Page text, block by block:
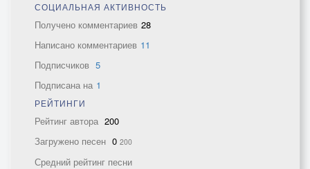
СОЦИАЛЬНАЯ АКТИВНОСТЬ
Получено комментариев 28
Написано комментариев 11
Подписчиков 5
Подписана на 1
РЕЙТИНГИ
Рейтинг автора 200
Загружено песен 0 200
Средний рейтинг песни